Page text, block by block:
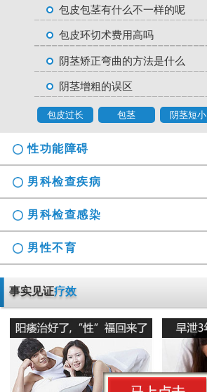
包皮包茎有什么不一样的呢
包皮环切术费用高吗
阴茎矫正弯曲的方法是什么
阴茎增粗的误区
包皮过长 包茎 阴茎短小
性功能障碍
勃起时间短硬度不够怎么办
男性阳痿会有哪些危害
早泄要严于律己
男科检查疾病
男科检查囊肿症状是什么
正确认识男科检查莫“误解”它
男科检查增生会影响性生活吗
男科检查感染
龟头的异味什么导致的
男人睾丸胀痛的原因是什么
男性不育
无精症的预防措施要怎么做呢
事实见证疗效